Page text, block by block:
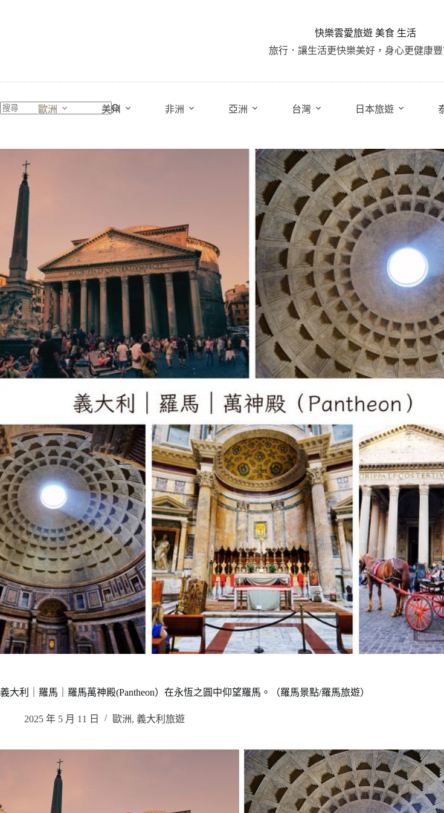
容
快樂雲愛旅遊 美食 生活
旅行．讓生活更快樂美好，身心更健康豐
歐洲 美州 非洲 亞洲 台灣 日本旅遊
義大利｜羅馬｜羅馬萬神殿(Pantheon）在永恆之圓中仰望羅馬。（羅馬景點/羅馬旅遊）
2025 年 5 月 11 日 歐洲, 義大利旅遊